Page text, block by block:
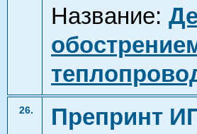
Название:
26.
Препринт